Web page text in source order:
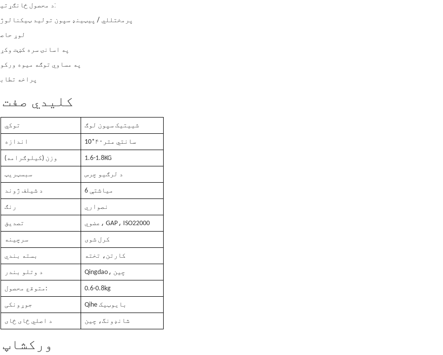
د محصول ځانګړتیا:
پرمختللي / پیټینډ سپون تولید
لوړ
په اسانۍ سره کښت
په مساوي توګه ميوه
پراخه
کلیدي صفت
توکي شییتیک سپون لوګ
اندازه 10*۴۰ سانتي متر
وزن (کیلوګرامه) 1.6-1.8KG
سبسټریټ د لرګیو چرس
د شیلف ژوند 6 مياشتې
رنګ نصواري
تصدیق عضوي، GAP، ISO22000
سرچینه کرل شوی
بسته بندي کارتن، تخته
د وتلو بندر Qingdao، چین
متوقع محصول: 0.6-0.8kg
جوړونکی Qihe بایوټیک
د اصلي ځای ځای شانډونگ، چین
ورکشاپ